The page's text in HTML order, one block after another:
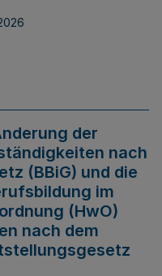
der
nach
(BBiG) und die
im
(HwO)
nach dem